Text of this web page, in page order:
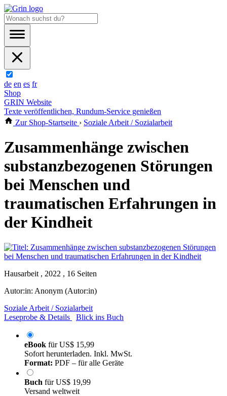
de en es fr
Shop
GRIN Website
Texte veröffentlichen, Rundum-Service genießen
Zur Shop-Startseite › Soziale Arbeit / Sozialarbeit
Zusammenhänge zwischen
substanzbezogenen Störungen
bei Menschen und
traumatischen Erfahrungen in
der Kindheit
Hausarbeit , 2022 , 16 Seiten
Autor:in: Anonym (Autor:in)
Soziale Arbeit / Sozialarbeit
Leseprobe & Details
Blick ins Buch
eBook fürUS$ 15,99
Sofort herunterladen. Inkl. MwSt.
Format: PDF – für alle Geräte
Buch fürUS$ 19,99
Versand weltweit